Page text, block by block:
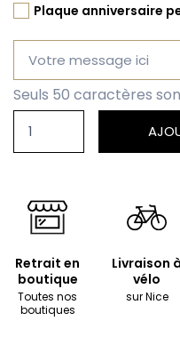
Plaque anniversaire
Seuls 50 caractères
Retrait en
boutique
Toutes nos
boutiques
Livraison à
vélo
sur Nice